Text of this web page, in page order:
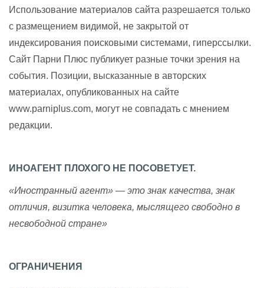
Использование материалов сайта разрешается только
с размещением видимой, не закрытой от
индексирования поисковыми системами, гиперссылки.
Сайт Парни Плюс публикует разные точки зрения на
события. Позиции, высказанные в авторских
материалах, опубликованных на сайте
www.parniplus.com, могут не совпадать с мнением
редакции.
ИНОАГЕНТ ПЛОХОГО НЕ ПОСОВЕТУЕТ.
«Иностранный агент» — это знак качества, знак
отличия, визитка человека, мыслящего свободно в
несвободной стране»
ОГРАНИЧЕНИЯ